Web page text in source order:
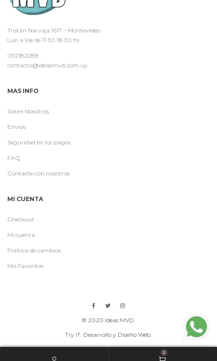
Tristán Narvaja 1617 – Montevideo
Lun a Vie de 11.30 18.30 hs
092182288
contacto@ideasmvd.com.uy
MAS INFO
Sobre Nosotros
Envíos
Seguridad en los pagos
FAQ
Contacte con nosotros
MI CUENTA
Checkout
Mi cuenta
Política de cambios
Mis Favoritos
© 2020 Ideas MVD.
Try IT , Desarrollo y Diseño Web.
0